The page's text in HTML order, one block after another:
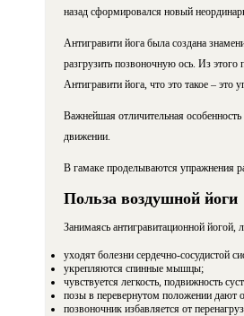
назад сформировался новый
Антигравити йога была создана
разгрузить позвоночную ось. Из
Антигравити йога, что это такое – это
Важнейшая отличительная
движении.
В гамаке проделываются упражнения
Польза воздушной йоги
Занимаясь антигравитационной
уходят болезни сердечно-сосудистой
укрепляются спинные мышцы;
чувствуется легкость, подвижность
позы в перевернутом положении
позвоночник избавляется от